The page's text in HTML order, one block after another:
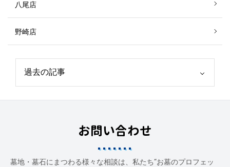
八尾店
野崎店
お問い合わせ
墓地・墓石にまつわる様々な相談は、私たち“お墓のプロフェッ